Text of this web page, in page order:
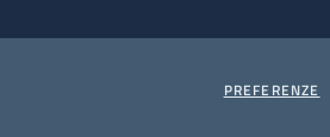
PREFERENZE